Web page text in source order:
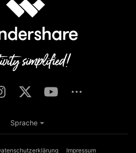
Impressum
Sprache